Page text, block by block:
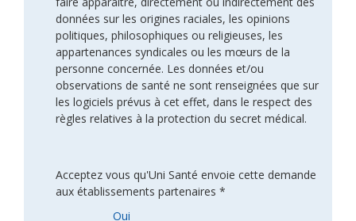
données sur les origines raciales, les opinions
politiques, philosophiques ou religieuses, les
appartenances syndicales ou les mœurs de la
personne concernée. Les données et/ou
observations de santé ne sont renseignées que sur
les logiciels prévus à cet effet, dans le respect des
règles relatives à la protection du secret médical.
Acceptez vous qu'Uni Santé envoie cette demande
aux établissements partenaires *
Oui